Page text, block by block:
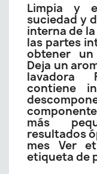
Limpia y
suciedad y
interna de
las partes
obtener
Deja un
lavadora
contiene
más
resultados
mes Ver
etiqueta de